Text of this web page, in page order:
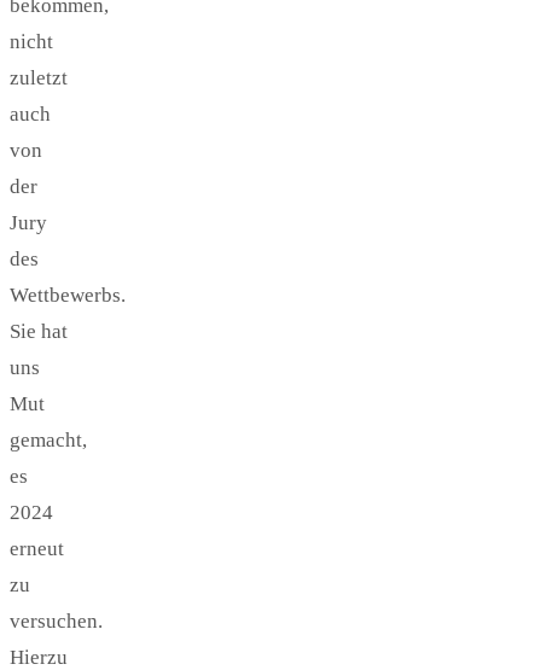
bekommen,
nicht
zuletzt
auch
von
der
Jury
des
Wettbewerbs.
Sie hat
uns
Mut
gemacht,
es
2024
erneut
zu
versuchen.
Hierzu